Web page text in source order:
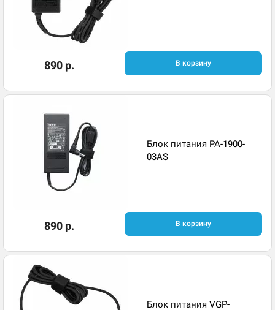
890 р. В корзину
Блок питания PA-1900-
03AS
890 р. В корзину
Блок питания VGP-